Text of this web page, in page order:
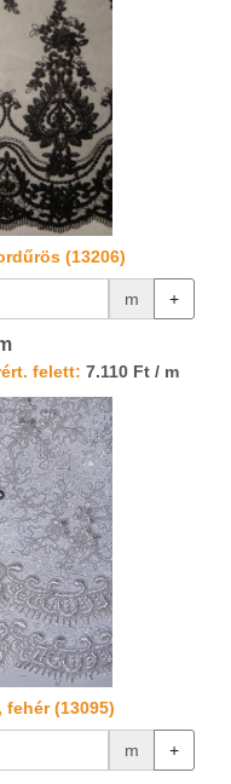
(13206)
m +
felett: 7.110 Ft / m
(13095)
m +